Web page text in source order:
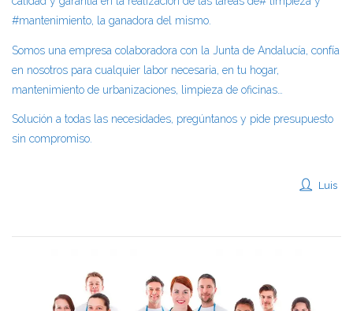
#mantenimiento, la ganadora del mismo.
Somos una empresa colaboradora con la Junta de Andalucía, confía
en nosotros para cualquier labor necesaria, en tu hogar,
mantenimiento de urbanizaciones, limpieza de oficinas…
Solución a todas las necesidades, pregúntanos y pide presupuesto
sin compromiso.
Luis